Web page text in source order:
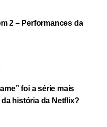
2 – Performances da
foi a série mais
história da Netflix?